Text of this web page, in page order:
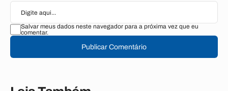
Salvar meus dados neste navegador para a próxima vez que eu
comentar.
Publicar Comentário